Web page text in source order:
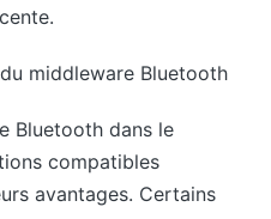
middleware Bluetooth
Bluetooth dans le
compatibles
avantages. Certains